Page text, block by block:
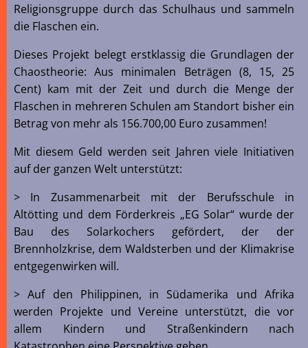
Religionsgruppe durch das Schulhaus und sammeln
die Flaschen ein.
Dieses Projekt belegt erstklassig die Grundlagen der
Chaostheorie: Aus minimalen Beträgen (8, 15, 25
Cent) kam mit der Zeit und durch die Menge der
Flaschen in mehreren Schulen am Standort bisher ein
Betrag von mehr als 156.700,00 Euro zusammen!
Mit diesem Geld werden seit Jahren viele Initiativen
auf der ganzen Welt unterstützt:
> In Zusammenarbeit mit der Berufsschule in
Altötting und dem Förderkreis „EG Solar“ wurde der
Bau des Solarkochers gefördert, der der
Brennholzkrise, dem Waldsterben und der Klimakrise
entgegenwirken will.
> Auf den Philippinen, in Südamerika und Afrika
werden Projekte und Vereine unterstützt, die vor
allem Kindern und Straßenkindern nach